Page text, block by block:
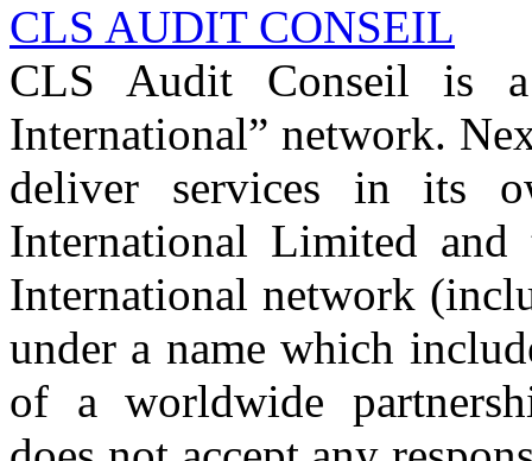
CLS AUDIT CONSEIL
CLS Audit Conseil is
International” network.
deliver services in its
International Limited
International network
under a name which
of a worldwide